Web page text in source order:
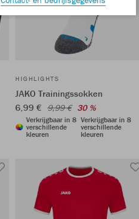
HIGHLIGHTS
JAKO Trainingssokken
6,99 € 9,99 € 30 %
Verkrijgbaar in 8
verschillende
kleuren
Verkrijgbaar in 8
verschillende
kleuren